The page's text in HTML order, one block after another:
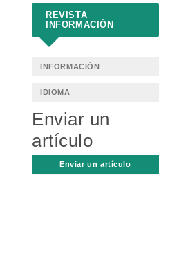
REVISTA
INFORMACIÓN
INFORMACIÓN
IDIOMA
Enviar un
artículo
Enviar un artículo